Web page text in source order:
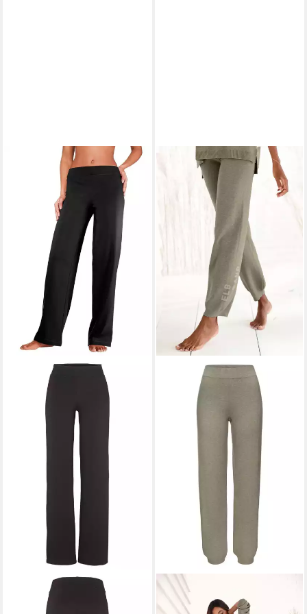
VIVANCE BY LASCANA
Homewearhose mit geradem
ELBSAND
eingestricktem Logo, aus